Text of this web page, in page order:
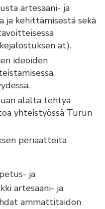
artesaani- ja
ja kehittämisestä sekä
at).
ideoiden
alalta tehtyä
yhteistyössä Turun
periaatteita
ja
artesaani- ja
ammattitaidon